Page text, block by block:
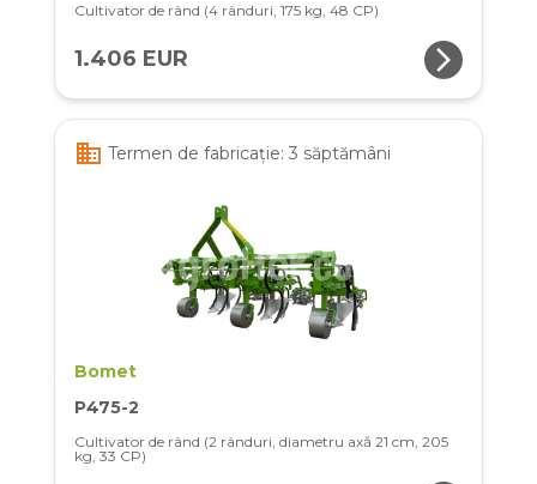
Cultivator de rând (4 rânduri, 175 kg, 48 CP)
1.406 EUR arrow_forward_ios
business Termen de fabricație: 3 săptămâni
Bomet
P475-2
Cultivator de rând (2 rânduri, diametru axă 21 cm, 205
kg, 33 CP)